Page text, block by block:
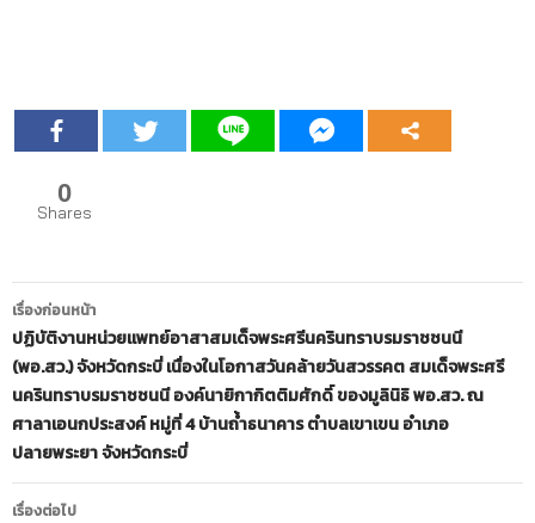
0
Shares
เมนู
นำทาง
เรื่อง
เรื่องก่อนหน้า
ปฏิบัติงานหน่วยแพทย์อาสาสมเด็จพระศรีนครินทราบรมราชชนนี
(พอ.สว.) จังหวัดกระบี่ เนื่องในโอกาสวันคล้ายวันสวรรคต สมเด็จพระศรี
นครินทราบรมราชชนนี องค์นายิกากิตติมศักดิ์ ของมูลินิธิ พอ.สว. ณ
ศาลาเอนกประสงค์ หมู่ที่ 4 บ้านถ้ำธนาคาร ตำบลเขาเขน อำเภอ
ปลายพระยา จังหวัดกระบี่
เรื่องต่อไป